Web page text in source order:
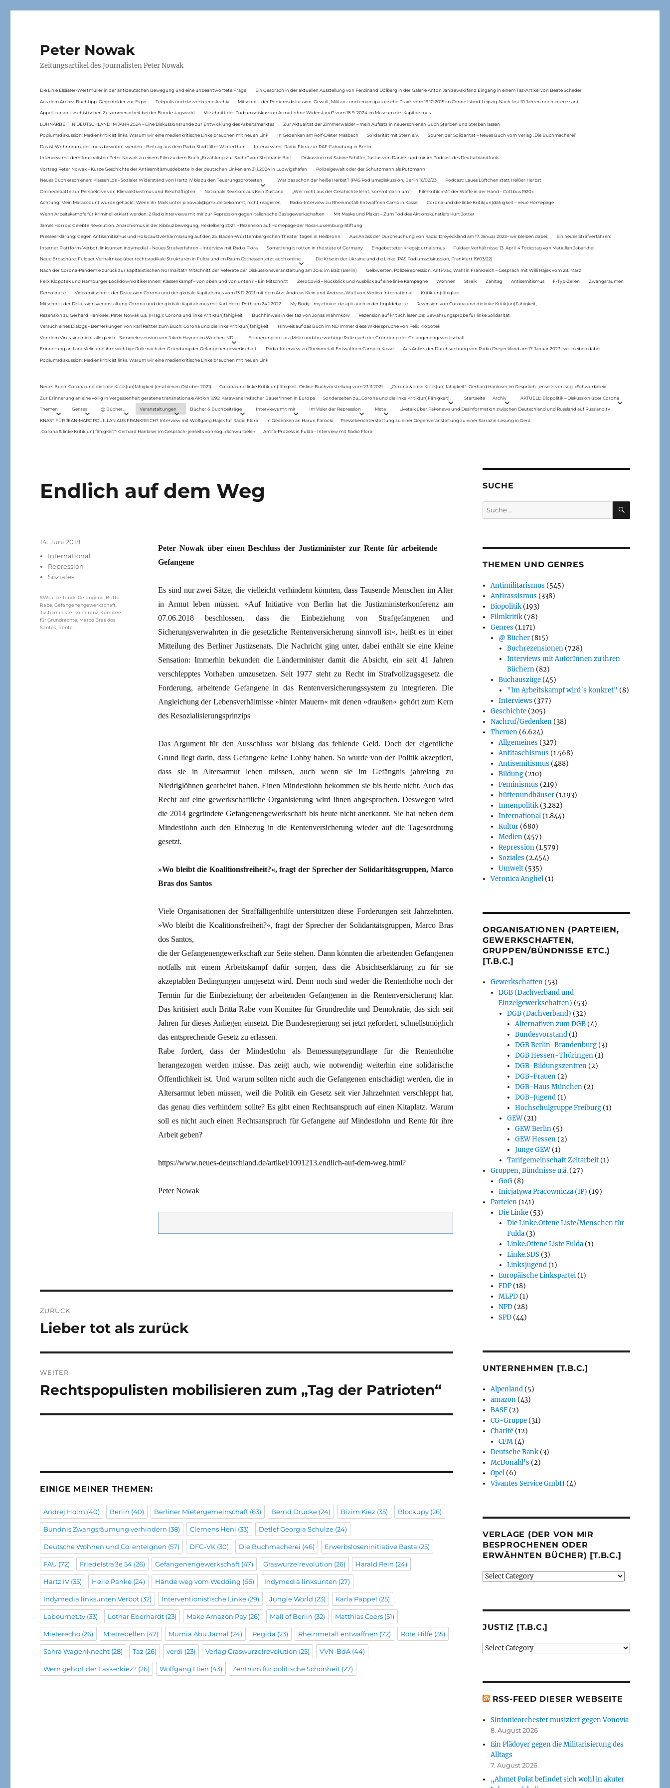
Peter Nowak
Zeitungsartikel des Journalisten Peter Nowak
Die Linie Elsässer-Wertmüller in der antideutschen Bewegung und eine unbeantwortete Frage Ein Gespräch in der aktuellen Ausstellung von Ferdinand Dölberg in der Galerie Anton Janizewski fand Eingang in einem Taz-Artikel von Beate Scheder
Aus dem Archiv: Buchtipp: Gegenbilder zur Expo Telepolis und das verlorene Archiv Mitschnitt der Podiumsdiskussion: Gewalt, Militanz und emanzipatorische Praxis vom 19.10.2015 im Conne Island-Leipzig: Nach fast 10 Jahren noch interessant.
Appell zur antifaschistischen Zusammenarbeit bei der Bundestagswahl Mitschnitt der Podiumsdiskussion Armut ohne Widerstand? vom 18.9..2024 im Museum des Kapitalismus
LOHNARBEIT IN DEUTSCHLAND IM JAHR 2024 – Eine Diskussionsrunde zur Entwicklung des Arbeitsmarktes Zur Aktualität der Zimmerwalder – mein Aufsatz in neuerschienen Buch Sterben und Sterben lassen
Podiumsdiskussion: Medienkritik ist links. Warum wir eine medienkritische Linke brauchen mit neuen Link In Gedenken am Rolf-Dieter Missbach Solidarität mit Stern e.V. Spuren der Solidarität – Neues Buch vom Verlag „Die Buchmacherei“
Das ist Wohnraum, der muss bewohnt werden – Beitrag aus dem Radio Stadtfilter Winterthur Interview mit Radio Flora zur RAF-Fahndung in Berlin
Interview mit dem Journalisten Peter Nowak zu einem Film zu dem Buch „Erzählung zur Sache“ von Stephanie Bart Diskussion mit Sabine Schiffer, Justus von Daniels und mir im Podcast des Deutschlandfunk:
Vortrag Peter Nowak – Kurze Geschichte der Antisemitismusdebatte in der deutschen Linken am 31.1.2024 in Ludwigshafen Polizeigewalt oder der Schutzmann als Putzmann
Neues Buch erschienen: KlassenLos – Sozialer Widerstand von Hartz IV bis zu den Teuerungsprotesten War das schon der heiße Herbst? (PAS Podiumsdiskussion, Berlin 16/02/23 Podcast: Laues Lüftchen statt Heißer Herbst
Onlinedebatte zur Perspektive von Klimaaktivistmus und Beschäftigten Nationale Revision: aus Kein Zustand „Wer nicht aus der Geschichte lernt, kommt darin um“ Filmkritik: »Mit der Waffe in der Hand – Cottbus 1920«.
Achtung: Mein Mailaccount wurde gehackt. Wenn ihr Mails unter p.nowak@gmx.de bekommt, nicht reagieren Radio-Interview zu Rheinmetall-Entwaffnen Camp in Kassel Corona und die linke Kritik(un)dähigkeit – neue Homepage
Wenn Arbeitskämpfe für kriminell erklärt werden: 2 Radiointerviews mit mir zur Repression gegen italienische Basisgewerkschaften Mit Maske und Plakat – Zum Tod des Aktionskünstlers Kurt Jotter
James Horrox: Gelebte Revolution. Anarchismus in der Kibbuzbewegung, Heidelberg 2021. – Rezension auf Homepage der Rosa-Luxemburg-Stiftung
Presseerklärung: Gegen Antisemitismus und Holocaustverharmlosung auf den 25. Baden-Württembergischen Theater Tagen in Heilbronn Aus Anlass der Durchsuchung von Radio Dreyeckland am 17.Januar 2023– wir bleiben dabei: Ein neues Strafverfahren:
Internet Plattform-Verbot, linksunten.indymedia1 – Neues Strafverfahren – Interview mit Radio Flora Something is rotten in the state of Germany Eingebetteter Kriegsjournalismus Fuldaer Verhältnisse: 13. April: 4 Todestag von Matiul­lah Jabarkhel
Neue Broschüre: Fuldaer Verhältnisse über rechtsradikale Strukturen in Fulda und im Raum Osthessen jetzt auch online Die Krise in der Ukraine und die Linke (PAS Podiumsdiskussion, Frankfurt 19/03/22)
Nach der Corona-Pandemie zurück zur kapitalistischen Normalität? Mitschnitt der Referate der Diskussionsveranstaltung am 30.6. im Baiz (Berlin) Gelbwesten, Polizeirepression, Anti-Vax, Wahl in Frankreich – Gespräch mit Willi Hajek vom 28. März
Felix Klopotek und Hamburger LockdownkritikerInnen: Klassenkampf – von oben und von unten? – Ein Mitschnitt ZeroCovid – Rückblick und Ausblick auf eine linke Kampagne Wohnen Streik Zahltag Antisemitismus F-Typ-Zellen Zwangsräumen
Demokratie Videomitschnitt der Diskussion Corona und der globale Kapitalismus vom 13.12.2021 mit dem Arzt Andreas Klein und Andreas Wulf von Medico International Kritik(un)fähigkeit
Mitschnitt der Diskussionsveranstaltung Corona und der globale Kapitalismus mit Karl-Heinz Roth am 24.1.2022 My Body – my choice: das gilt auch in der Impfdebatte Rezension von Corona und die linke Kritik(un)Fähigkeit,
Rezension zu Gerhard Hanloser, Peter Nowak u.a. (Hrsg.): Corona und linke Kritik(un)fähigkeit Buchhinweis in der taz von Jonas Wahmkow Rezension auf kritisch lesen.de: Bewährungsprobe für linke Solidarität
Versuch eines Dialogs – Bemerkungen von Karl Reitter zum Buch: Corona und die linke Kritik(un)fähigkeit Hinweis auf das Buch im ND Immer diese Widersprüche von Felix Klopotek
Vor dem Virus sind nicht alle gleich – Sammelrezension von Jakob Hayner im Wochen-ND Erinnerung an Lara Melin und ihre wichtige Rolle nach der Gründung der Gefangenengewerkschaft
Erinnerung an Lara Melin und ihre wichtige Rolle nach der Gründung der Gefangenengewerkschaft Radio-Interview zu Rheinmetall-Entwaffnen Camp in Kassel Aus Anlass der Durchsuchung von Radio Dreyeckland am 17.Januar 2023– wir bleiben dabei:
Podiumsdiskussion: Medienkritik ist links. Warum wir eine medienkritische Linke brauchen mit neuen Link
Neues Buch: Corona und die linke Kritik(un)fähigkeit (erschienen Oktober 2021) Corona und linke Kritik(un)fähigkeit. Online-Buchvorstellung vom 23.11.2021 „Corona & linke Kritik(un) fähigkeit“- Gerhard Hanloser im Gespräch- jenseits von sog. »Schwurbelei«
Zur Erinnerung an eine völlig in Vergessenheit geratene transnationale Aktion 1999: Karawane indischer Bauer*innen in Europa Sonderseiten zu…Corona und die linke Kritik(un)Fähigkeit). Startseite Archiv AKTUELL: Biopolitik – Diskussion über Corona
Themen Genres @ Bücher… Veranstaltungen Bücher & Buchbeiträge Interviews mit mir Im Visier der Repression Meta Livetalk über Fakenews und Desinformation zwischen Deutschland und Russland auf Russland.tv
KNAST FÜR JEAN-MARC ROUILLAN AUS FRANKREICH? Interview mit Wolfgang Hajek für Radio Flora In Gedenken an Harun Farocki Presseberichterstattung zu einer Gegenveranstaltung zu einer Sarrazin-Lesung in Gera
„Corona & linke Kritik(un) fähigkeit“- Gerhard Hanloser im Gespräch- jenseits von sog. »Schwurbelei« Antifa-Prozess in Fulda – Interview mit Radio Flora
Endlich auf dem Weg
Peter Nowak über einen Beschluss der Justizminister zur Rente für arbeitende
Gefangene
Es sind nur zwei Sätze, die vielleicht verhindern könnten, dass Tausende Menschen im Alter
in Armut leben müssen. »Auf Initiative von Berlin hat die Justizministerkonferenz am
07.06.2018 beschlossen, dass die Einbeziehung von Strafgefangenen und
Sicherungsverwahrten in die gesetzliche Rentenversicherung sinnvoll ist«, heißt es in einer
Mitteilung des Berliner Justizsenats. Die Nachricht ging unter, dabei enthält sie eine kleine
Sensation: Immerhin bekunden die Länderminister damit die Absicht, ein seit 41 Jahren
verschlepptes Vorhaben umzusetzen. Seit 1977 steht zu Recht im Strafvollzugsgesetz die
Forderung, arbeitende Gefangene in das Rentenversicherungssystem zu integrieren. Die
Angleichung der Lebensverhältnisse »hinter Mauern« mit denen »draußen« gehört zum Kern
des Resozialisierungsprinzips
Das Argument für den Ausschluss war bislang das fehlende Geld. Doch der eigentliche
Grund liegt darin, dass Gefangene keine Lobby haben. So wurde von der Politik akzeptiert,
dass sie in Altersarmut leben müssen, auch wenn sie im Gefängnis jahrelang zu
Niedriglöhnen gearbeitet haben. Einen Mindestlohn bekommen sie bis heute nicht. Auch das
Recht auf eine gewerkschaftliche Organisierung wird ihnen abgesprochen. Deswegen wird
die 2014 gegründete Gefangenengewerkschaft bis heute nicht anerkannt. Sie hat neben dem
Mindestlohn auch den Einbezug in die Rentenversicherung wieder auf die Tagesordnung
gesetzt.
»Wo bleibt die Koalitionsfreiheit?«, fragt der Sprecher der Solidaritätsgruppen, Marco
Bras dos Santos
Viele Organisationen der Straffälligenhilfe unterstützen diese Forderungen seit Jahrzehnten.
»Wo bleibt die Koalitionsfreiheit?«, fragt der Sprecher der Solidaritätsgruppen, Marco Bras
dos Santos,
die der Gefangenengewerkschaft zur Seite stehen. Dann könnten die arbeitenden Gefangenen
notfalls mit einem Arbeitskampf dafür sorgen, dass die Absichtserklärung zu für sie
akzeptablen Bedingungen umgesetzt wird. Denn noch sind weder die Rentenhöhe noch der
Termin für die Einbeziehung der arbeitenden Gefangenen in die Rentenversicherung klar.
Das kritisiert auch Britta Rabe vom Komitee für Grundrechte und Demokratie, das sich seit
Jahren für dieses Anliegen einsetzt. Die Bundesregierung sei jetzt gefordert, schnellstmöglich
das entsprechende Gesetz zu erlassen.
Rabe fordert, dass der Mindestlohn als Bemessungsgrundlage für die Rentenhöhe
herangezogen werden müsse. Das zeigt auch, wie notwendig weiterhin eine solidarische
Öffentlichkeit ist. Und warum sollten nicht auch die Gefangenen entschädigt werden, die in
Altersarmut leben müssen, weil die Politik ein Gesetz seit vier Jahrzehnten verschleppt hat,
das genau dies verhindern sollte? Es gibt einen Rechtsanspruch auf einen Kitaplatz. Warum
soll es nicht auch einen Rechtsanspruch für Gefangene auf Mindestlohn und Rente für ihre
Arbeit geben?
https://www.neues-deutschland.de/artikel/1091213.endlich-auf-dem-weg.html?
Peter Nowak
Veröffentlicht
14. Juni 2018
Kategorien
International
Repression
Soziales
Schlagwörter
SW:arbeitende Gefangene Britta
Rabe ,Gefangenengewerkschaft
Justizministerkonferenz Komitee
für Grundrechte Marco Bras dos
Santos Rente
ZURÜCK
Vorheriger
Lieber tot als zurück
WEITER
Nächster
Rechtspopulisten mobilisieren zum „Tag der Patrioten“
EINIGE MEINER THEMEN:
Andrej Holm (40) Berlin (40) Berliner Mietergemeinschaft (63) Bernd Drücke (24) Bizim Kiez (35) Blockupy (26)
Bündnis Zwangsräumung verhindern (38) Clemens Heni (33) Detlef Georgia Schulze (24)
Deutsche Wohnen und Co. enteignen (57) DFG-VK (30) Die Buchmacherei (46) Erwerbsloseninitiative Basta (25)
FAU (72) Friedelstraße 54 (26) Gefangenengewerkschaft (47) Graswurzelrevolution (26) Harald Rein (24)
Hartz IV (35) Helle Panke (24) Hände weg vom Wedding (66) Indymedia linksunten (27)
Indymedia linksunten Verbot (32) Interventionistische Linke (29) Jungle World (23) Karla Pappel (25)
Labournet.tv (33) Lothar Eberhardt (23) Make Amazon Pay (26) Mall of Berlin (32) Matthias Coers (51)
Mieterecho (26) Mietrebellen (47) Mumia Abu Jamal (24) Pegida (23) Rheinmetall entwaffnen (72) Rote Hilfe (35)
Sahra Wagenknecht (28) Taz (26) verdi (23) Verlag Graswurzelrevolution (25) VVN-BdA (44)
Wem gehört der Laskerkiez? (26) Wolfgang Hien (43) Zentrum für politische Schönheit (27)
SUCHE
Suche
nach:
SUCHEN
THEMEN UND GENRES
Antimilitarismus (545)
Antirassismus (338)
Biopolitik (193)
Filmkritik (78)
Genres (1.171)
@ Bücher (815)
Buchrezensionen(728)
Interviews mit AutorInnen zu ihren
Büchern(82)
Buchauszüge (45)
"Im Arbeitskampf wird’s konkret" (8)
Interviews (377)
Geschichte (205)
Nachruf/Gedenken (38)
Themen (6.624)
Allgemeines (327)
Antifaschismus (1.568)
Antisemitismus (488)
Bildung (210)
Feminismus (219)
hüttenundhäuser (1.193)
Innenpolitik (3.282)
International (1.844)
Kultur (680)
Medien (457)
Repression (1.579)
Soziales (2.454)
Umwelt (535)
Veronica Anghel (1)
ORGANISATIONEN (PARTEIEN,
GEWERKSCHAFTEN,
GRUPPEN/BÜNDNISSE ETC.)
[T.B.C.]
Gewerkschaften (53)
DGB (Dachverband und
Einzelgewerkschaften) (53)
DGB (Dachverband) (32)
Alternativen zum DGB(4)
Bundesvorstand(1)
DGB Berlin-Brandenburg(3)
DGB Hessen-Thüringen(1)
DGB-Bildungszentren(2)
DGB-Frauen(2)
DGB-Haus München(2)
DGB-Jugend(1)
Hochschulgruppe Freiburg(1)
GEW(21)
GEW Berlin(5)
GEW Hessen(2)
Junge GEW(1)
Tarifgemeinschaft Zeitarbeit(1)
Gruppen, Bündnisse u.ä. (27)
GoG (8)
Inicjatywa Pracownicza (IP) (19)
Parteien (141)
Die Linke (53)
Die Linke.Offene Liste/Menschen für
Fulda(3)
Linke.Offene Liste Fulda(1)
Linke.SDS(3)
Linksjugend(1)
Europäische Linkspartei (1)
FDP (18)
MLPD (1)
NPD (28)
SPD (44)
UNTERNEHMEN [T.B.C.]
Alpenland (5)
amazon (43)
BASF (2)
CG-Gruppe (31)
Charité (12)
CFM (4)
Deutsche Bank (3)
McDonald's (2)
Opel (6)
Vivantes Service GmbH (4)
VERLAGE (DER VON MIR
BESPROCHENEN ODER
ERWÄHNTEN BÜCHER) [T.B.C.]
Verlage
oder
Bücher)
JUSTIZ [T.B.C.]
Justiz
RSS-FEED DIESER WEBSEITE
Sinfonieorchester musiziert gegen Vonovia
8. August 2026
Ein Plädoyer gegen die Militarisierung des
Alltags
7. August 2026
„Ahmet Polat befindet sich wohl in akuter